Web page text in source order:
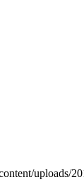
uploads/